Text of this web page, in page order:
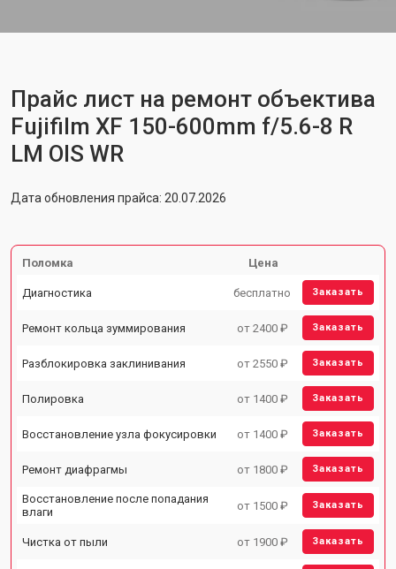
Прайс лист на ремонт объектива
Fujifilm XF 150-600mm f/5.6-8 R
LM OIS WR
Дата обновления прайса: 20.07.2026
Поломка Цена
Диагностика бесплатно Заказать
Ремонт кольца зуммирования от 2400 ₽ Заказать
Разблокировка заклинивания от 2550 ₽ Заказать
Полировка от 1400 ₽ Заказать
Восстановление узла фокусировки от 1400 ₽ Заказать
Ремонт диафрагмы от 1800 ₽ Заказать
Восстановление после попадания
влаги
от 1500 ₽ Заказать
Чистка от пыли от 1900 ₽ Заказать